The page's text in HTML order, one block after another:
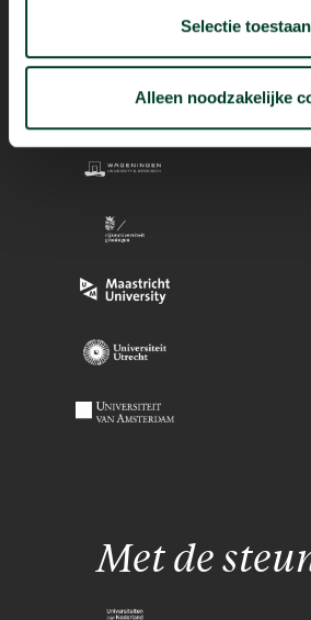
Selectie toestaan
Alleen noodzakelijke
Met de